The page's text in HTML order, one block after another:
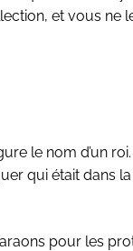
et vous ne
le nom d’un
qui était dans
pour les